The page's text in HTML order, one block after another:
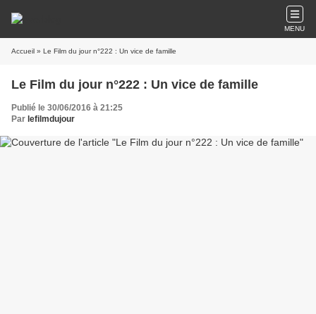
MENU
Accueil » Le Film du jour n°222 : Un vice de famille
Le Film du jour n°222 : Un vice de famille
Publié le 30/06/2016 à 21:25
Par lefilmdujour